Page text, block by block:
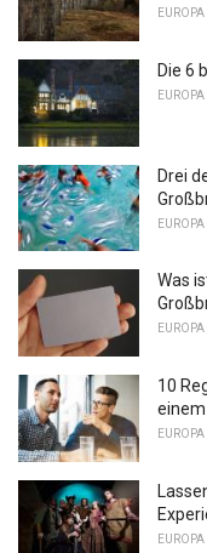
EUROPA
Die 6
EUROPA
Drei
EUROPA
Was
EUROPA
10
EUROPA
EUROPA